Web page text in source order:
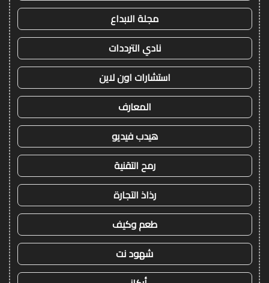
مجلة الابداع
نادي الترددات
استشارات اون لاين
المعارف
هيدب فيديو
رمح التقنية
رذاذ التجارة
طعم وكيف
شهود نت